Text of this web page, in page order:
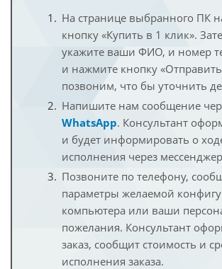
На странице выбранного ПК
кнопку «Купить в 1 клик».
укажите ваши ФИО, и номер
и нажмите кнопку
позвоним, что бы уточнить
Напишите нам сообщение
WhatsApp. Консультант
и будет информировать о
исполнения через
Позвоните по телефону,
параметры желаемой
компьютера или ваши
пожелания. Консультант
заказ, сообщит стоимость и
исполнения заказа.